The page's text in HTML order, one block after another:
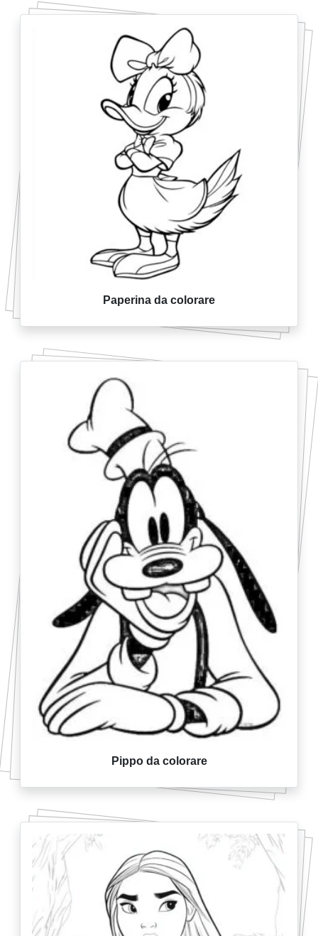
Paperina da colorare
Pippo da colorare